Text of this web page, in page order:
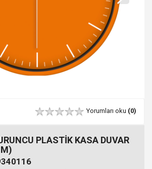
Yorumları oku (0)
PLASTİK KASA DUVAR